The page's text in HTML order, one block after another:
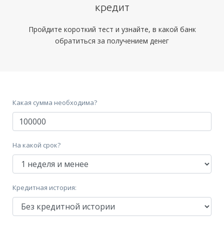
кредит
Пройдите короткий тест и узнайте, в какой банк
обратиться за получением денег
Какая сумма необходима?
На какой срок?
Кредитная история: